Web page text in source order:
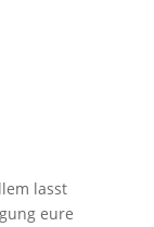
lasst
eure